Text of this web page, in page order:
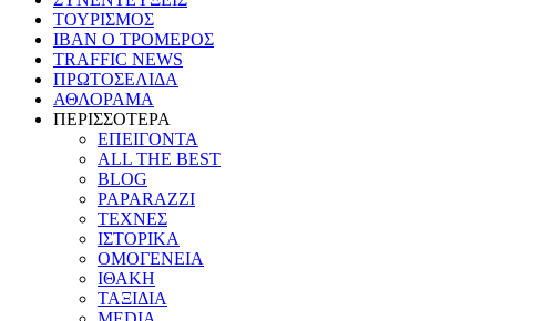
ΤΟΥΡΙΣΜΟΣ
ΙΒΑΝ Ο ΤΡΟΜΕΡΟΣ
TRAFFIC NEWS
ΠΡΩΤΟΣΕΛΙΔΑ
ΑΘΛΟΡΑΜΑ
ΠΕΡΙΣΣΟΤΕΡΑ
ΕΠΕΙΓΟΝΤΑ
ALL THE BEST
BLOG
PAPARAZZI
ΤΕΧΝΕΣ
ΙΣΤΟΡΙΚΑ
ΟΜΟΓΕΝΕΙΑ
ΙΘΑΚΗ
ΤΑΞΙΔΙΑ